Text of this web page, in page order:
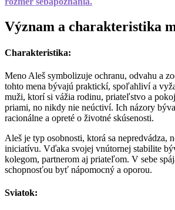
Význam a charakteristika
Charakteristika:
Meno Aleš symbolizuje ochranu, odvahu a
tohto mena bývajú praktickí, spoľahliví a
muži, ktorí si vážia rodinu, priateľstvo a
priami, no nikdy nie neúctiví. Ich názory
racionálne a opreté o životné skúsenosti.
Aleš je typ osobnosti, ktorá sa nepredvádza,
iniciatívu. Vďaka svojej vnútornej stabilite
kolegom, partnerom aj priateľom. V sebe
schopnosťou byť nápomocný a oporou.
Sviatok: